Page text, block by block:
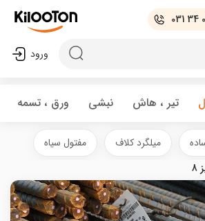
031 34
ورود
تیر ، هاش نبشی ورق ، تسمه
میلگرد کلاف
مفتول سیاه